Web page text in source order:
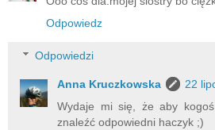
Odpowiedz
Odpowiedzi
Anna Kruczkowska
22
Wydaje mi się, że aby
znaleźć odpowiedni haczyk ;)